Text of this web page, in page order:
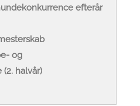
efterår
og
halvår)